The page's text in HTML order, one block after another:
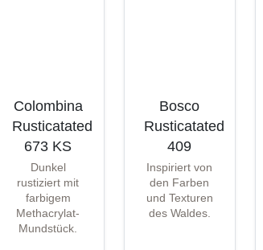
Colombina
Rusticatated
673 KS
Dunkel
rustiziert mit
farbigem
Methacrylat-
Mundstück.
Bosco
Rusticatated
409
Inspiriert von
den Farben
und Texturen
des Waldes.